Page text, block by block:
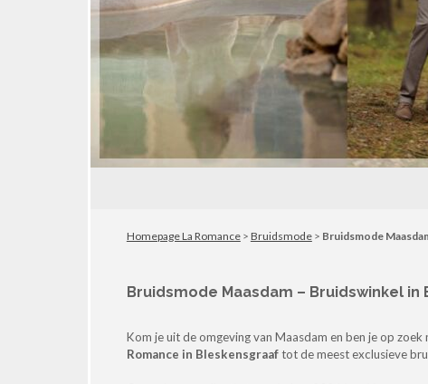
Homepage La Romance> Bruidsmode> Bruidsmode
Bruidsmode Maasdam – Bruidswinkel
Kom je uit de omgeving van Maasdam en ben je op
Romance in Bleskensgraaftot de meest exclusieve